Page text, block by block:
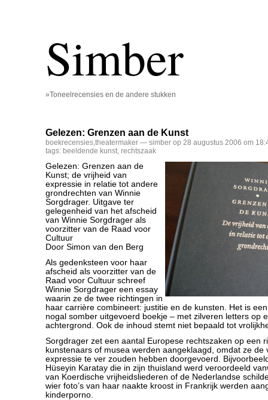
Simber
»Toneelrecensies en de andere stukken
Gelezen: Grenzen aan de Kunst
boekrecensies,theatermaker — simber op 28 augustus 2006 om
tags: beeldende kunst, rechtszaak
Gelezen: Grenzen aan de
Kunst; de vrijheid van
expressie in relatie tot andere
grondrechten van Winnie
Sorgdrager. Uitgave ter
gelegenheid van het afscheid
van Winnie Sorgdrager als
voorzitter van de Raad voor
Cultuur
Door Simon van den Berg
Als gedenksteen voor haar
afscheid als voorzitter van de
Raad voor Cultuur schreef
Winnie Sorgdrager een essay
waarin ze de twee richtingen in
haar carrière combineert: justitie en de kunsten. Het is
nogal somber uitgevoerd boekje – met zilveren letters op
achtergrond. Ook de inhoud stemt niet bepaald tot
Sorgdrager zet een aantal Europese rechtszaken op een
kunstenaars of musea werden aangeklaagd, omdat ze de
expressie te ver zouden hebben doorgevoerd.
Hüseyin Karatay die in zijn thuisland werd veroordeeld
van Koerdische vrijheidsliederen of de Nederlandse
wier foto’s van haar naakte kroost in Frankrijk werden
kinderporno.